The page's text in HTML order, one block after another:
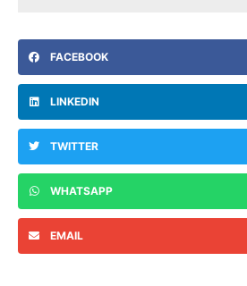
FACEBOOK
LINKEDIN
TWITTER
WHATSAPP
EMAIL